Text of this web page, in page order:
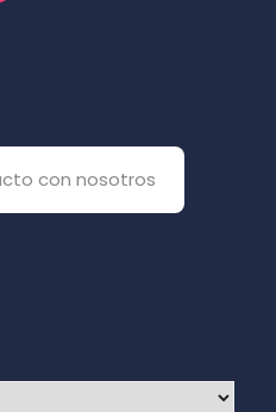
con nosotros